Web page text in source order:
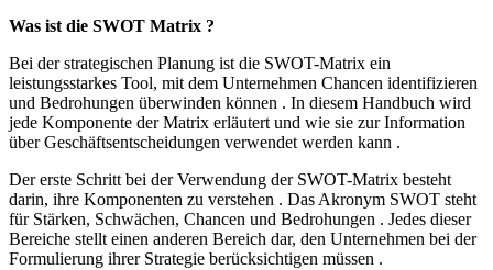
Was ist die SWOT Matrix ?
Bei der strategischen Planung ist die SWOT-Matrix ein
leistungsstarkes Tool, mit dem Unternehmen Chancen identifizieren
und Bedrohungen überwinden können . In diesem Handbuch wird
jede Komponente der Matrix erläutert und wie sie zur Information
über Geschäftsentscheidungen verwendet werden kann .
Der erste Schritt bei der Verwendung der SWOT-Matrix besteht
darin, ihre Komponenten zu verstehen . Das Akronym SWOT steht
für Stärken, Schwächen, Chancen und Bedrohungen . Jedes dieser
Bereiche stellt einen anderen Bereich dar, den Unternehmen bei der
Formulierung ihrer Strategie berücksichtigen müssen .